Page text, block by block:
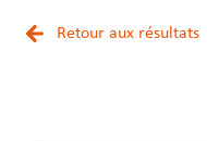
Louer
métiers
Retour aux résultats